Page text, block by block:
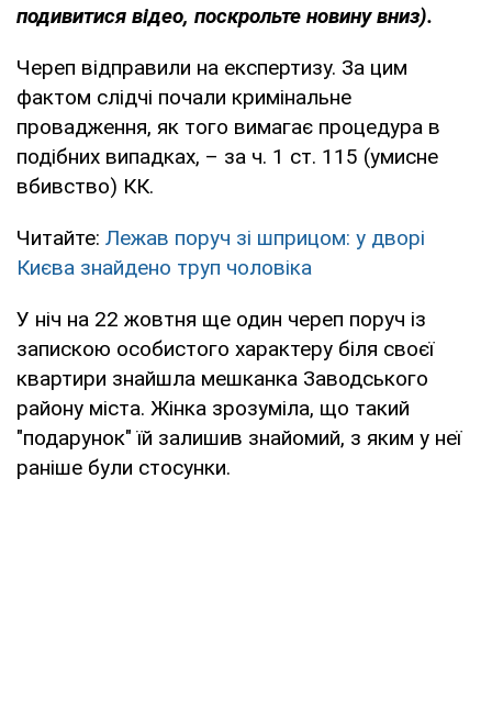
подивитися відео, поскрольте новину вниз).
Череп відправили на експертизу. За цим
фактом слідчі почали кримінальне
провадження, як того вимагає процедура в
подібних випадках, – за ч. 1 ст. 115 (умисне
вбивство) КК.
Читайте: Лежав поруч зі шприцом: у дворі
Києва знайдено труп чоловіка
У ніч на 22 жовтня ще один череп поруч із
запискою особистого характеру біля своєї
квартири знайшла мешканка Заводського
району міста. Жінка зрозуміла, що такий
"подарунок" їй залишив знайомий, з яким у неї
раніше були стосунки.